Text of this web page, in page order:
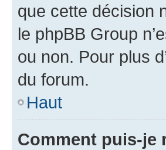
que cette décision
le phpBB Group
ou non. Pour plus
du forum.
Haut
Comment puis-je